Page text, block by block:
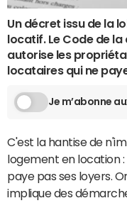
Un décret issu de la
locatif. Le Code de
autorise les
locataires qui ne
Je m’abonne
C'est la hantise de
logement en location
paye pas ses loyers.
implique des